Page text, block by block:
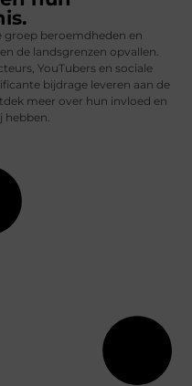
groep beroemdheden en
de landsgrenzen opvallen.
YouTubers en sociale
bijdrage leveren aan de
meer over hun invloed en